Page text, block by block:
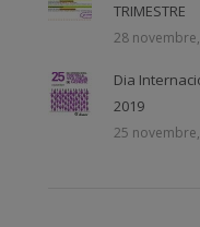
TRIMESTRE
28
Dia
2019
25